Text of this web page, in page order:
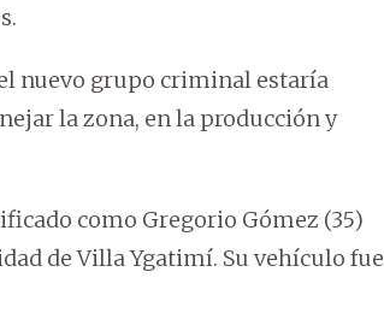
nuevo grupo criminal estaría
la zona, en la producción y
como Gregorio Gómez (35)
de Villa Ygatimí. Su vehículo fue